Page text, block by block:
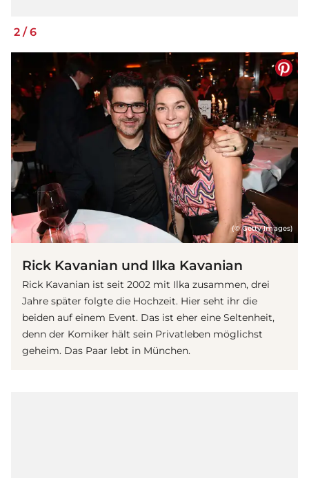
2 / 6
(© Getty Images)
Rick Kavanian und Ilka Kavanian
Rick Kavanian ist seit 2002 mit Ilka zusammen, drei
Jahre später folgte die Hochzeit. Hier seht ihr die
beiden auf einem Event. Das ist eher eine Seltenheit,
denn der Komiker hält sein Privatleben möglichst
geheim. Das Paar lebt in München.